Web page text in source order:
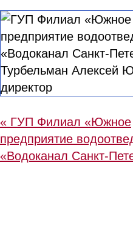
« ГУП Филиал «Южное
предприятие
«Водоканал Санкт-